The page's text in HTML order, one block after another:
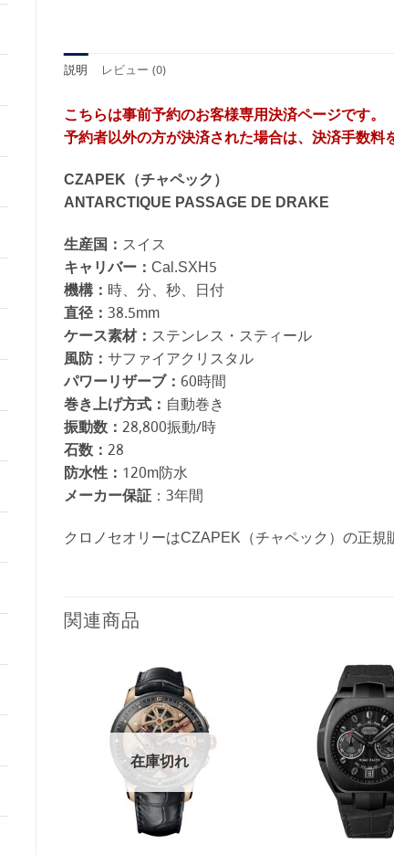
説明 レビュー (0)
こちらは事前予約のお客様専用決済ページです。
予約者以外の方が決済された場合は、決済手数料
CZAPEK（チャペック）
ANTARCTIQUE PASSAGE DE DRAKE
生産国： スイス
キャリバー： Cal.SXH5
機構： 時、分、秒、日付
直径： 38.5mm
ケース素材： ステンレス・スティール
風防： サファイアクリスタル
パワーリザーブ： 60時間
巻き上げ方式： 自動巻き
振動数： 28,800振動/時
石数： 28
防水性： 120m防水
メーカー保証 ：3年間
クロノセオリーはCZAPEK（チャペック）の正規
関連商品
在庫切れ